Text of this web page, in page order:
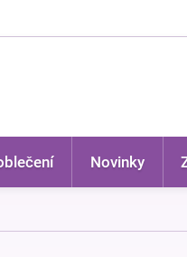
Novinky